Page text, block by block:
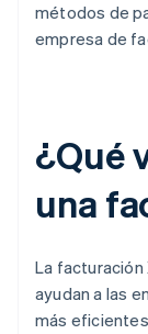
métodos de
empresa de
¿Qué
una
La facturación
ayudan a las
más